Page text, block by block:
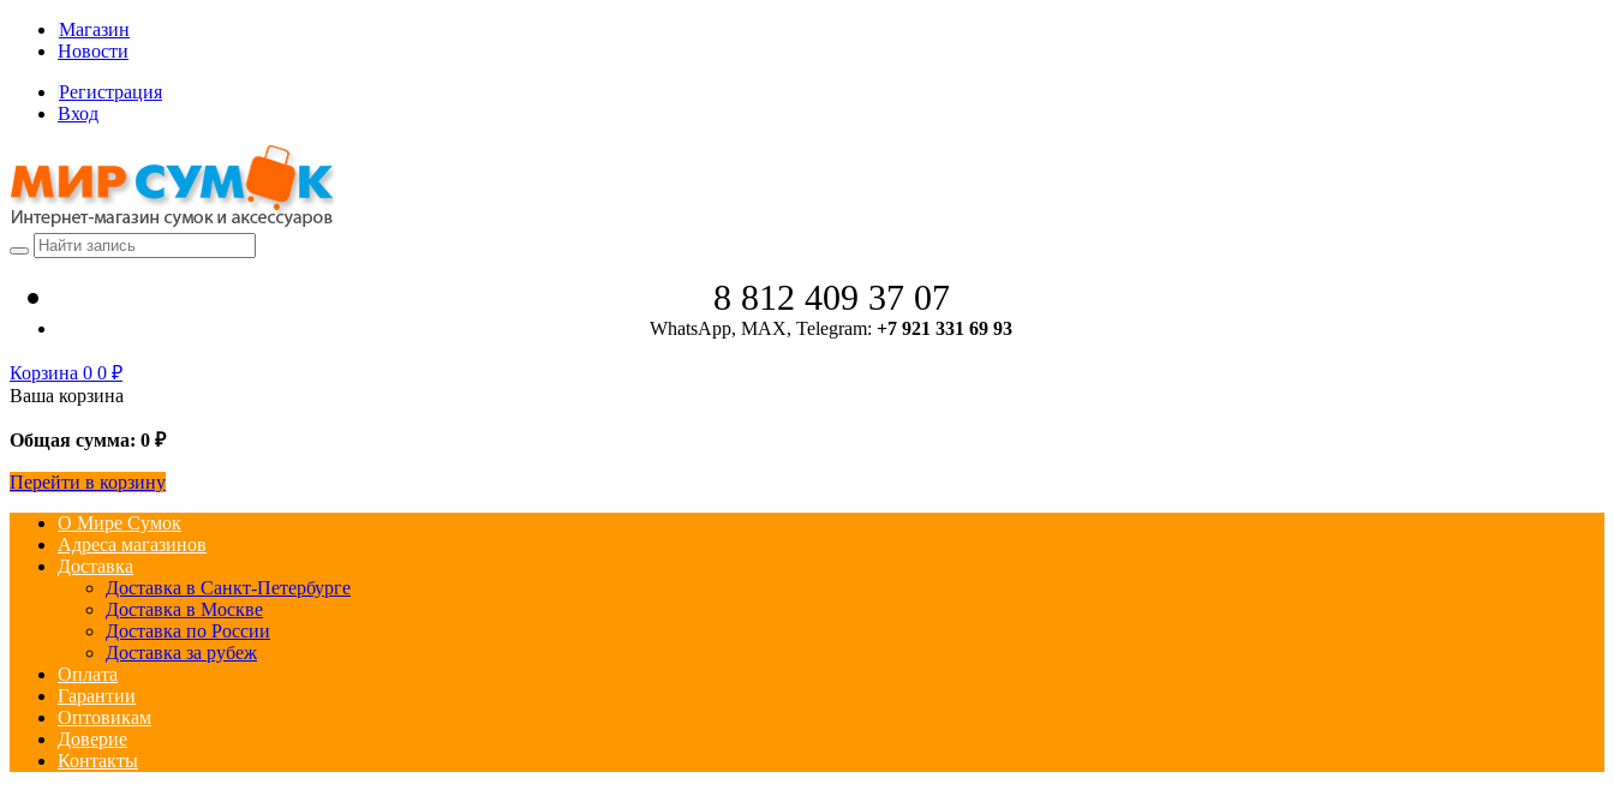
Магазин
Новости
Регистрация
Вход
8 812 409 37 07
WhatsApp, MAX, Telegram: +7 921 331 69 93
Корзина 0 0 ₽
Ваша корзина
Общая сумма: 0 ₽
Перейти в корзину
О Мире Сумок
Адреса магазинов
Доставка
Доставка в Санкт-Петербурге
Доставка в Москве
Доставка по России
Доставка за рубеж
Оплата
Гарантии
Оптовикам
Доверие
Контакты